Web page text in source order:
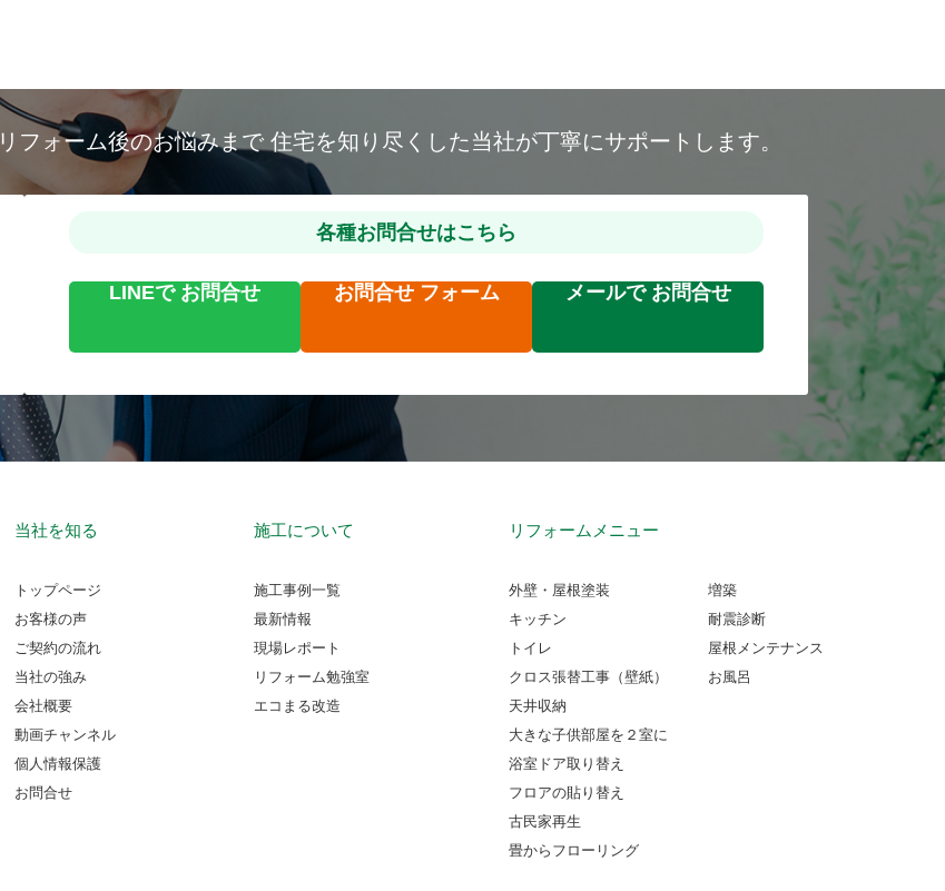
リフォーム後のお悩みまで 住宅を知り尽くした当社が丁寧にサポートします。
各種お問合せはこちら
LINEで お問合せ お問合せ フォーム メールで お問合せ
当社を知る
トップページ
お客様の声
ご契約の流れ
当社の強み
会社概要
動画チャンネル
個人情報保護
お問合せ
施工について
施工事例一覧
最新情報
現場レポート
リフォーム勉強室
エコまる改造
リフォームメニュー
外壁・屋根塗装
キッチン
トイレ
クロス張替工事（壁紙）
天井収納
大きな子供部屋を２室に
浴室ドア取り替え
フロアの貼り替え
古民家再生
畳からフローリング
増築
耐震診断
屋根メンテナンス
お風呂